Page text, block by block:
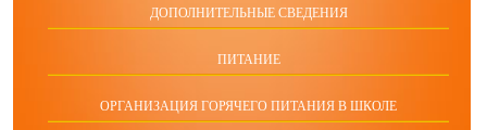
ДОПОЛНИТЕЛЬНЫЕ СВЕДЕНИЯ
ПИТАНИЕ
ОРГАНИЗАЦИЯ ГОРЯЧЕГО ПИТАНИЯ В ШКОЛЕ